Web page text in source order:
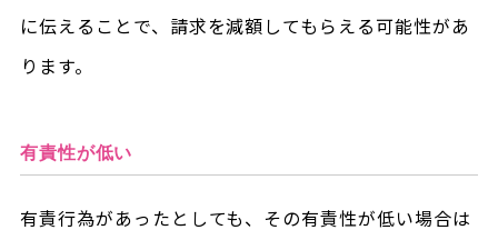
に伝えることで、請求を減額してもらえる可能性があ
ります。
有責性が低い
有責行為があったとしても、その有責性が低い場合は